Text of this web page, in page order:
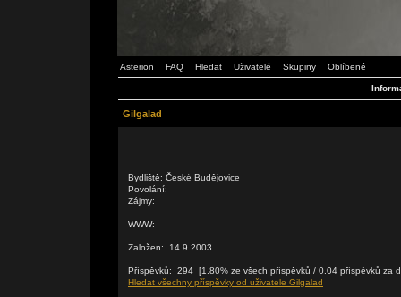
Asterion FAQ Hledat Uživatelé Skupiny Oblíbené
Gilgalad
Bydliště: České Budějovice
Povolání:
Zájmy:
WWW:
Založen: 14.9.2003
Příspěvků: 294 [1.80% ze všech příspěvků / 0.04 příspěvků za
Hledat všechny příspěvky od uživatele Gilgalad